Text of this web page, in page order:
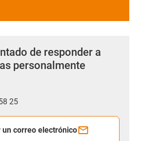
de responder a
personalmente
25
un correo electrónico